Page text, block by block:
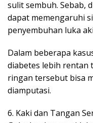
sulit sembuh. Sebab,
dapat memengaruhi
penyembuhan luka
Dalam beberapa
diabetes lebih rentan
ringan tersebut bisa
diamputasi.
6. Kaki dan Tangan